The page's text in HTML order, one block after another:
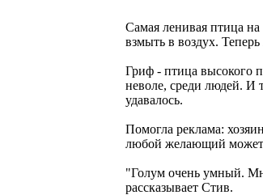
Самая ленивая птица
взмыть в воздух.
Гриф - птица высокого
неволе, среди людей. И
удавалось.
Помогла реклама:
любой желающий может
"Голум очень умный.
рассказывает Стив.